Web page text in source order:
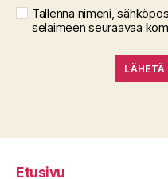
Tallenna nimeni,
selaimeen seuraavaa
Etusivu